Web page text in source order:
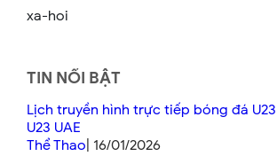
xa-hoi
TIN NỔI BẬT
Lịch truyền hình trực tiếp bóng đá
U23 UAE
Thể Thao | 16/01/2026